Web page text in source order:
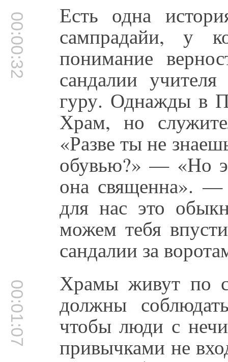
00:00:32 Есть одна
сампрадайи, у
понимание
сандалии
гуру. Однажды в
Храм, но
«Разве ты не
обувью?» — «Но
она священна». —
для нас это
можем тебя
сандалии за
00:01:07 Храмы живут по
должны
чтобы люди с
привычками не